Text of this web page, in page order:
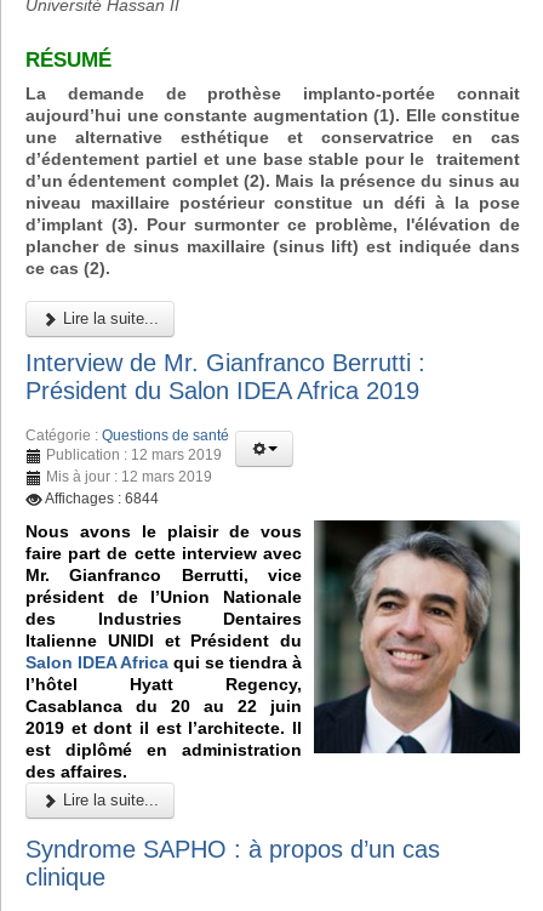
Université Hassan II
RÉSUMÉ
La demande de prothèse implanto-portée connait
aujourd’hui une constante augmentation (1). Elle constitue
une alternative esthétique et conservatrice en cas
d’édentement partiel et une base stable pour le traitement
d’un édentement complet (2). Mais la présence du sinus au
niveau maxillaire postérieur constitue un défi à la pose
d’implant (3). Pour surmonter ce problème, l'élévation de
plancher de sinus maxillaire (sinus lift) est indiquée dans
ce cas (2).
Lire la suite...
Interview de Mr. Gianfranco Berrutti :
Président du Salon IDEA Africa 2019
Catégorie : Questions de santé
Publication : 12 mars 2019
Mis à jour : 12 mars 2019
Affichages : 6844
Nous avons le plaisir de vous
faire part de cette interview avec
Mr. Gianfranco Berrutti, vice
président de l’Union Nationale
des Industries Dentaires
Italienne UNIDI et Président du
Salon IDEA Africa qui se tiendra à
l’hôtel Hyatt Regency,
Casablanca du 20 au 22 juin
2019 et dont il est l’architecte. Il
est diplômé en administration
des affaires.
Lire la suite...
Syndrome SAPHO : à propos d’un cas
clinique